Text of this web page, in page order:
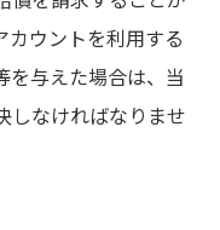
カウントを利用する
を与えた場合は、当
しなければなりませ